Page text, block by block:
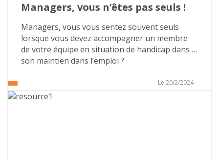
Managers, vous n’êtes pas seuls !
Managers, vous vous sentez souvent seuls
lorsque vous devez accompagner un membre
de votre équipe en situation de handicap dans
son maintien dans l’emploi ?
Le 20/2/2024